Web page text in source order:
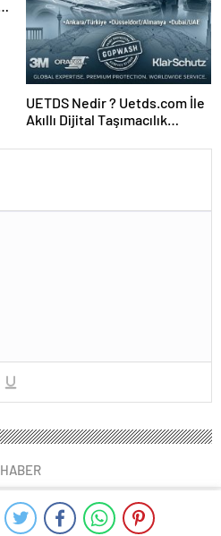
UETDS Nedir ? Uetds.com İle
Akıllı Dijital Taşımacılık
HABER